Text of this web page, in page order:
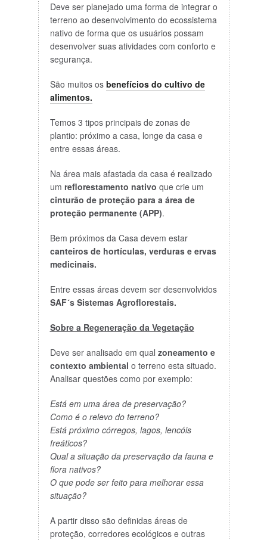
Deve ser planejado uma forma de integrar o
terreno ao desenvolvimento do ecossistema
nativo de forma que os usuários possam
desenvolver suas atividades com conforto e
segurança.
São muitos os benefícios do cultivo de
alimentos.
Temos 3 tipos principais de zonas de
plantio: próximo a casa, longe da casa e
entre essas áreas.
Na área mais afastada da casa é realizado
um reflorestamento nativo que crie um
cinturão de proteção para a área de
proteção permanente (APP).
Bem próximos da Casa devem estar
canteiros de hortículas, verduras e ervas
medicinais.
Entre essas áreas devem ser desenvolvidos
SAF´s Sistemas Agroflorestais.
Sobre a Regeneração da Vegetação
Deve ser analisado em qual zoneamento e
contexto ambiental o terreno esta situado.
Analisar questões como por exemplo:
Está em uma área de preservação?
Como é o relevo do terreno?
Está próximo córregos, lagos, lencóis
freáticos?
Qual a situação da preservação da fauna e
flora nativos?
O que pode ser feito para melhorar essa
situação?
A partir disso são definidas áreas de
proteção, corredores ecológicos e outras